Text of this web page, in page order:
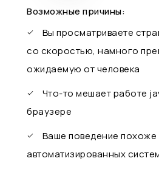
Возможные причины:
Вы просматриваете
со скоростью, намного
ожидаемую от человека
Что-то мешает работе
браузере
Ваше поведение похоже
автоматизированных